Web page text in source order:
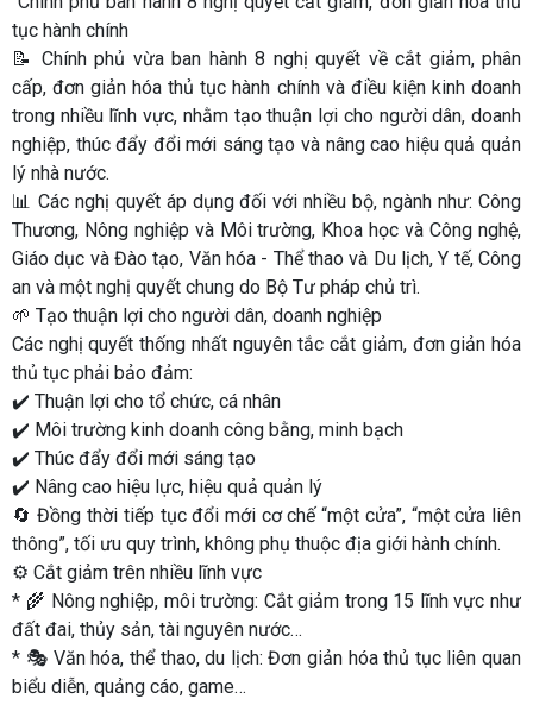
tục hành chính
📝 Chính phủ vừa ban hành 8 nghị quyết về cắt giảm, phân
cấp, đơn giản hóa thủ tục hành chính và điều kiện kinh doanh
trong nhiều lĩnh vực, nhằm tạo thuận lợi cho người dân, doanh
nghiệp, thúc đẩy đổi mới sáng tạo và nâng cao hiệu quả quản
lý nhà nước.
📊 Các nghị quyết áp dụng đối với nhiều bộ, ngành như: Công
Thương, Nông nghiệp và Môi trường, Khoa học và Công nghệ,
Giáo dục và Đào tạo, Văn hóa - Thể thao và Du lịch, Y tế, Công
an và một nghị quyết chung do Bộ Tư pháp chủ trì.
🌱 Tạo thuận lợi cho người dân, doanh nghiệp
Các nghị quyết thống nhất nguyên tắc cắt giảm, đơn giản hóa
thủ tục phải bảo đảm:
✔️ Thuận lợi cho tổ chức, cá nhân
✔️ Môi trường kinh doanh công bằng, minh bạch
✔️ Thúc đẩy đổi mới sáng tạo
✔️ Nâng cao hiệu lực, hiệu quả quản lý
🔄 Đồng thời tiếp tục đổi mới cơ chế “một cửa”, “một cửa liên
thông”, tối ưu quy trình, không phụ thuộc địa giới hành chính.
⚙️ Cắt giảm trên nhiều lĩnh vực
* 🌾 Nông nghiệp, môi trường: Cắt giảm trong 15 lĩnh vực như
đất đai, thủy sản, tài nguyên nước…
* 🎭 Văn hóa, thể thao, du lịch: Đơn giản hóa thủ tục liên quan
biểu diễn, quảng cáo, game…